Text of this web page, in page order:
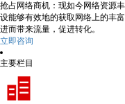
抢占网络商机：现如今网络资源
设能够有效地的获取网络上的丰
进而带来流量，促进转化。
立即咨询
主要栏目